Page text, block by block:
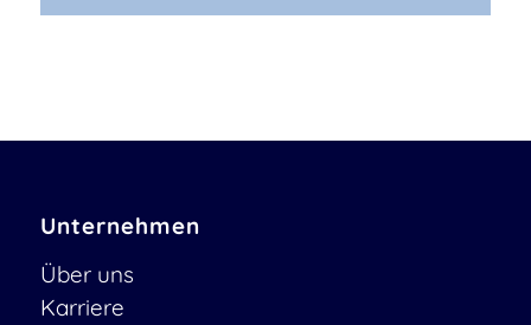
Unternehmen
Über uns
Karriere